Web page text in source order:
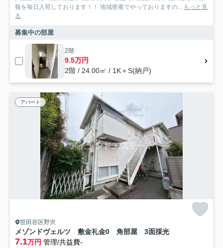
報を毎日入荷しております！！ 地域密着でやっておりますの... もっと見
る
募集中の部屋
2階
9.5万円
2階 / 24.00㎡ / 1K＋S(納戸)
アパート
世田谷区野沢
メゾンドヴェルツ 敷金礼金0 角部屋 3面採光
7.1万円 管理/共益費-